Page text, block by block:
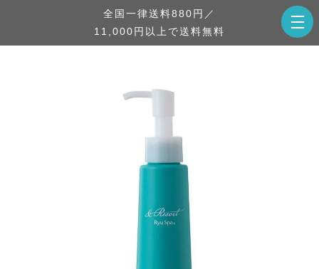
全国一律送料880円／
11,000円以上で送料無料